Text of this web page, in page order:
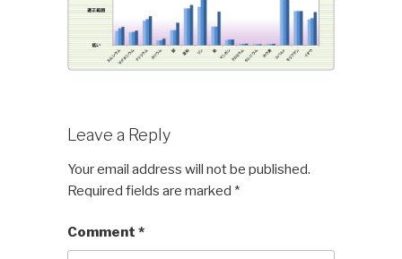
Leave a Reply
Your email address will not be published.
Required fields are marked *
Comment *